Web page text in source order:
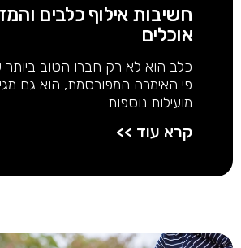
חשיבות אילוף כלבים
אוכלים
כלב הוא לא רק חברו הטוב ביותר
פי האימרה המפורסמת, הוא גם
מועילות נוספות
קרא עוד >>